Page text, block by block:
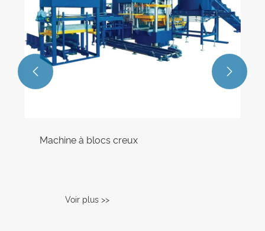
Machine à blocs creux
Voir plus >>
 